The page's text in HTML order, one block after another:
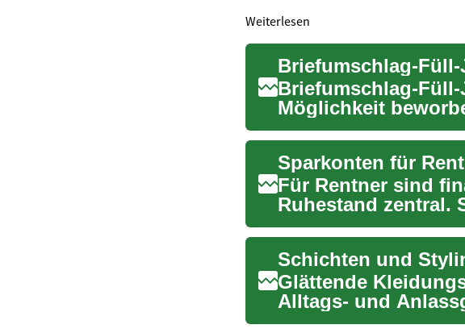
Weiterlesen
Briefumschlag-
Möglichkeit
verdienen. Die
Sparkonten für
Für Rentner sind
Ruhestand zentral.
Möglichkeit...
Glättende
Alltags- und
Schnitt, Mater...